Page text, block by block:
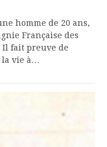
homme de 20 ans,
Française des
Il fait preuve de
la vie à…